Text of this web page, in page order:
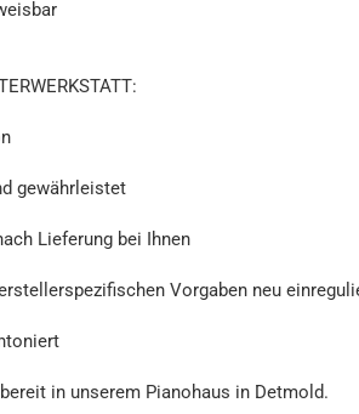
gewährleistet
Lieferung bei Ihnen
Vorgaben neu
in unserem Pianohaus in Detmold.